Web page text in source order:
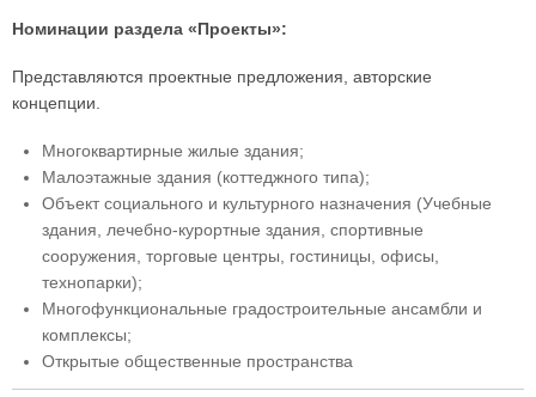
Номинации раздела «Проекты»:
Представляются проектные предложения, авторские
концепции.
Многоквартирные жилые здания;
Малоэтажные здания (коттеджного типа);
Объект социального и культурного назначения (Учебные
здания, лечебно-курортные здания, спортивные
сооружения, торговые центры, гостиницы, офисы,
технопарки);
Многофункциональные градостроительные ансамбли и
комплексы;
Открытые общественные пространства